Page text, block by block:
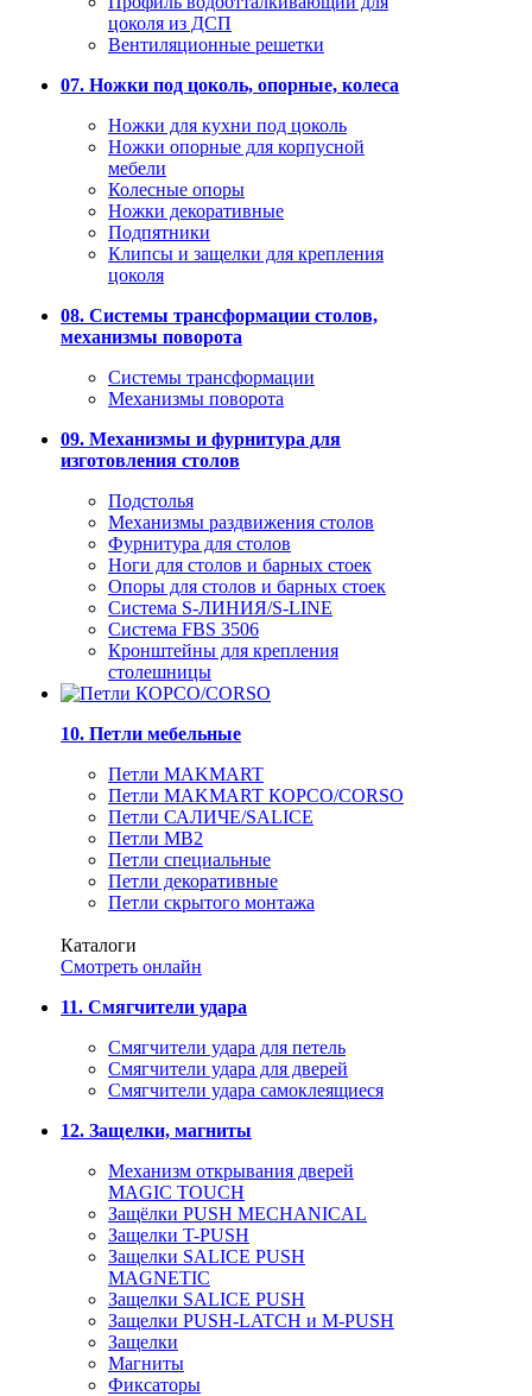
цоколя из ДСП
Вентиляционные решетки
07. Ножки под цоколь, опорные, колеса
Ножки для кухни под цоколь
Ножки опорные для корпусной
мебели
Колесные опоры
Ножки декоративные
Подпятники
Клипсы и защелки для крепления
цоколя
08. Системы трансформации столов,
механизмы поворота
Системы трансформации
Механизмы поворота
09. Механизмы и фурнитура для
изготовления столов
Подстолья
Механизмы раздвижения столов
Фурнитура для столов
Ноги для столов и барных стоек
Опоры для столов и барных стоек
Система S-ЛИНИЯ/S-LINE
Система FBS 3506
Кронштейны для крепления
столешницы
10. Петли мебельные
Петли MAKMART
Петли MAKMART КОРСО/CORSO
Петли САЛИЧЕ/SALICE
Петли MB2
Петли специальные
Петли декоративные
Петли скрытого монтажа
Каталоги
Смотреть онлайн
11. Смягчители удара
Смягчители удара для петель
Смягчители удара для дверей
Cмягчители удара самоклеящиеся
12. Защелки, магниты
Механизм открывания дверей
MAGIC TOUCH
Защёлки PUSH MECHANICAL
Защелки T-PUSH
Защелки SALICE PUSH
MAGNETIC
Защелки SALICE PUSH
Защелки PUSH-LATCH и M-PUSH
Защелки
Магниты
Фиксаторы